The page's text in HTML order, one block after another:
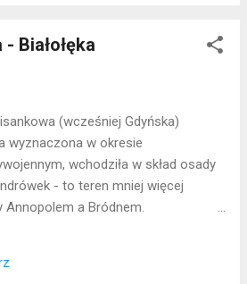
Białołęka
(wcześniej Gdyńska)
wyznaczona w okresie
wchodziła w skład osady
- to teren mniej więcej
Annopolem a Bródnem.
z ulicą Marii Magdaleny mieścił